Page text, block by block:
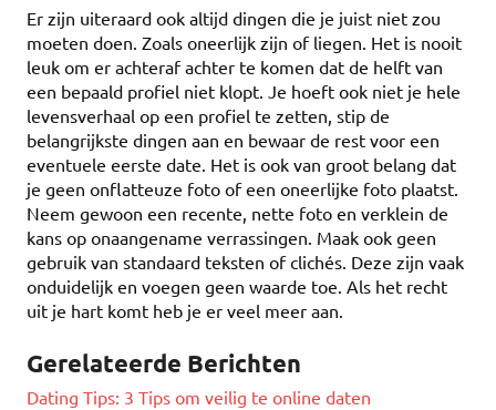
Er zijn uiteraard ook altijd dingen die je juist niet zou
moeten doen. Zoals oneerlijk zijn of liegen. Het is nooit
leuk om er achteraf achter te komen dat de helft van
een bepaald profiel niet klopt. Je hoeft ook niet je hele
levensverhaal op een profiel te zetten, stip de
belangrijkste dingen aan en bewaar de rest voor een
eventuele eerste date. Het is ook van groot belang dat
je geen onflatteuze foto of een oneerlijke foto plaatst.
Neem gewoon een recente, nette foto en verklein de
kans op onaangename verrassingen. Maak ook geen
gebruik van standaard teksten of clichés. Deze zijn vaak
onduidelijk en voegen geen waarde toe. Als het recht
uit je hart komt heb je er veel meer aan.
Gerelateerde Berichten
Dating Tips: 3 Tips om veilig te online daten